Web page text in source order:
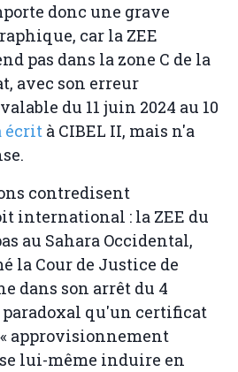
donc une grave
car la ZEE
pas dans la zone C de la
avec son erreur
du 11 juin 2024 au 10
écrit à CIBEL II, mais n'a
contredisent
international : la ZEE du
au Sahara Occidental,
la Cour de Justice de
dans son arrêt du 4
paradoxal qu'un certificat
approvisionnement
lui-même induire en